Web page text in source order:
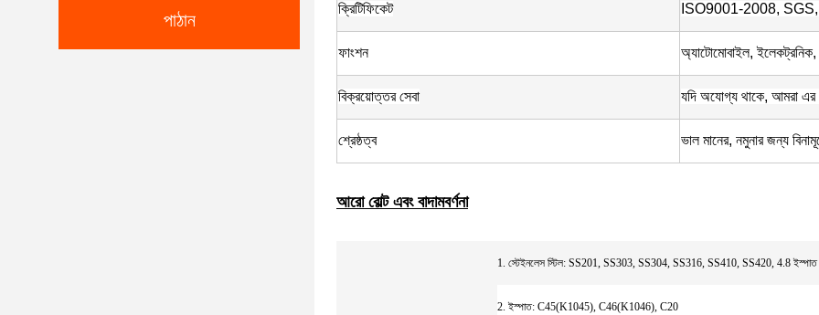
পাঠান
ক্রিটিফিকেট ISO9001-2008,
ফাংশন অ্যাটোমোবাইল, ইলেকট্রনিক,
বিক্রয়োত্তর সেবা যদি অযোগ্য থাকে, আমরা এর
শ্রেষ্ঠত্ব ভাল মানের, নমুনার জন্য
আরো বোল্ট এবং বাদামবর্ণনা
1. স্টেইনলেস স্টিল: SS201, SS303, SS304, SS316, SS410, SS420, 4.8 ইস্পাত
2. ইস্পাত: C45(K1045), C46(K1046), C20